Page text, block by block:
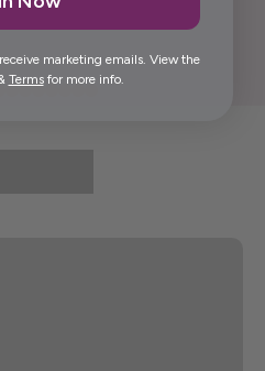
marketing emails. View the
Termsfor more info.